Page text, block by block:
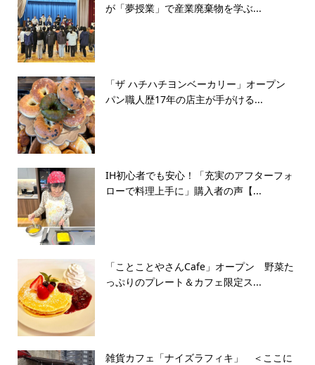
が「夢授業」で産業廃棄物を学ぶ...
「ザ ハチハチヨンベーカリー」オープン
パン職人歴17年の店主が手がける...
IH初心者でも安心！「充実のアフターフォ
ローで料理上手に」購入者の声【...
「ことことやさんCafe」オープン 野菜た
っぷりのプレート＆カフェ限定ス...
雑貨カフェ「ナイズラフィキ」 ＜ここに